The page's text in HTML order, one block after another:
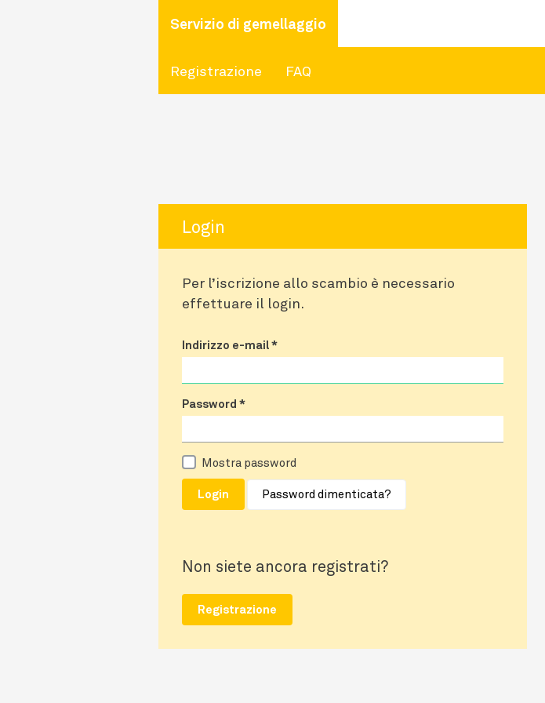
Servizio di gemellaggio
Registrazione FAQ
Login
Per l’iscrizione allo scambio è necessario
effettuare il login.
Indirizzo e-mail*
Password *
Mostra password
Login Password dimenticata?
Non siete ancora registrati?
Registrazione